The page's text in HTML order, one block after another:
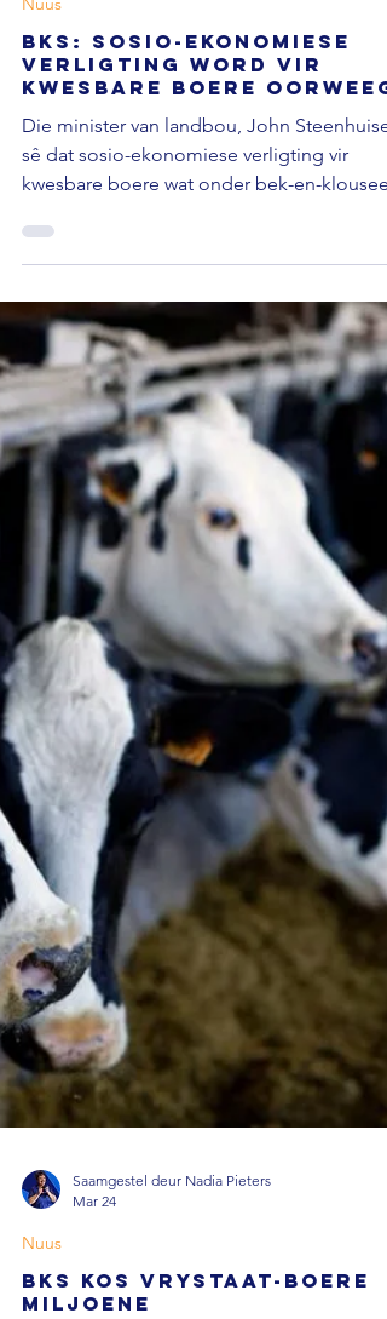
Saamgestel deur Ilde Roos
Apr 2
Nuus
verligting word vir
kwesbare boere oorweeg
Die minister van landbou, John
sê dat sosio-ekonomiese verligting vir
kwesbare boere wat onder bek-en-klouseer
gebuk gaan, oorweeg word. Hy sê egter
daar is nie tans 'n algemene
vergoedingsfonds nie. Netwerk24 berig dat
LP's intussen groter duidelikheid eis oor
regering se reaksie op die BKS-uitbreking,
terwyl kommer toeneem oor die wagtyd vir
laboratoriumtoetse, die beskikbaarheid van
entstof en die impak van kwarantyn op
veeboere. Hulle was veral krities oo